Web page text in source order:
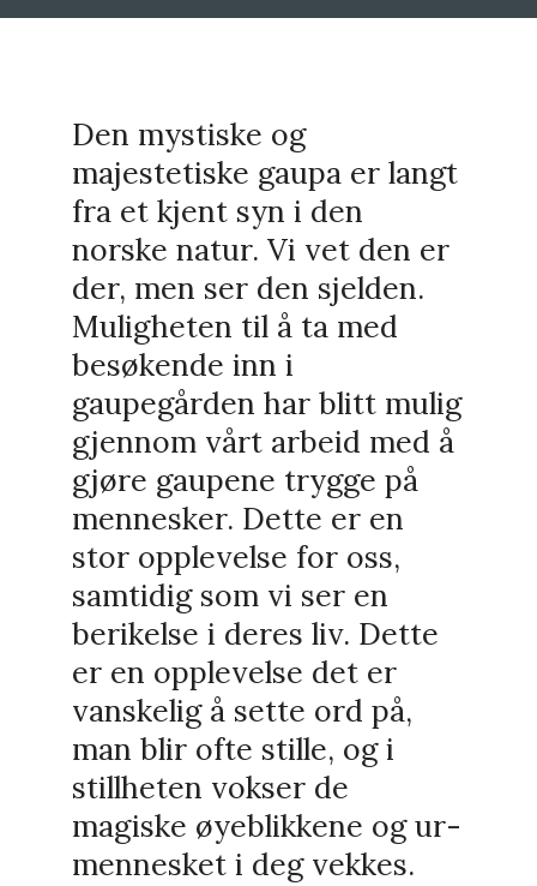
Den mystiske og
majestetiske gaupa er langt
fra et kjent syn i den
norske natur. Vi vet den er
der, men ser den sjelden.
Muligheten til å ta med
besøkende inn i
gaupegården har blitt mulig
gjennom vårt arbeid med å
gjøre gaupene trygge på
mennesker. Dette er en
stor opplevelse for oss,
samtidig som vi ser en
berikelse i deres liv. Dette
er en opplevelse det er
vanskelig å sette ord på,
man blir ofte stille, og i
stillheten vokser de
magiske øyeblikkene og ur-
mennesket i deg vekkes.